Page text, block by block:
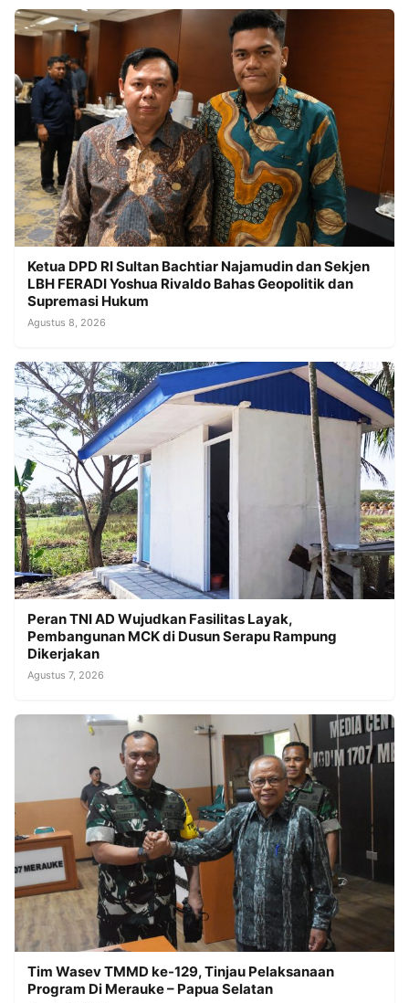
Ketua DPD RI Sultan Bachtiar Najamudin dan Sekjen
LBH FERADI Yoshua Rivaldo Bahas Geopolitik dan
Supremasi Hukum
Agustus 8, 2026
Peran TNI AD Wujudkan Fasilitas Layak,
Pembangunan MCK di Dusun Serapu Rampung
Dikerjakan
Agustus 7, 2026
Tim Wasev TMMD ke-129, Tinjau Pelaksanaan
Program Di Merauke – Papua Selatan